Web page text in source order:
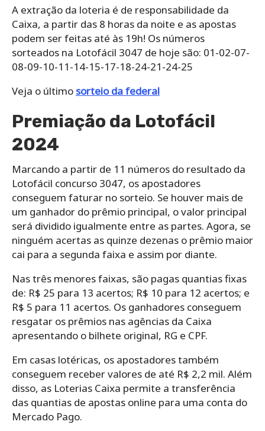
A extração da loteria é de responsabilidade da
Caixa, a partir das 8 horas da noite e as apostas
podem ser feitas até às 19h! Os números
sorteados na Lotofácil 3047 de hoje são: 01-02-07-
08-09-10-11-14-15-17-18-24-21-24-25
Veja o último sorteio da federal
Premiação da Lotofácil
2024
Marcando a partir de 11 números do resultado da
Lotofácil concurso 3047, os apostadores
conseguem faturar no sorteio. Se houver mais de
um ganhador do prêmio principal, o valor principal
será dividido igualmente entre as partes. Agora, se
ninguém acertas as quinze dezenas o prêmio maior
cai para a segunda faixa e assim por diante.
Nas três menores faixas, são pagas quantias fixas
de: R$ 25 para 13 acertos; R$ 10 para 12 acertos; e
R$ 5 para 11 acertos. Os ganhadores conseguem
resgatar os prêmios nas agências da Caixa
apresentando o bilhete original, RG e CPF.
Em casas lotéricas, os apostadores também
conseguem receber valores de até R$ 2,2 mil. Além
disso, as Loterias Caixa permite a transferência
das quantias de apostas online para uma conta do
Mercado Pago.